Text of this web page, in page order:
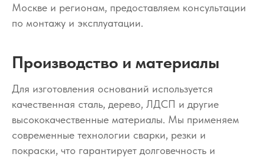
Москве и регионам, предоставляем консультации
по монтажу и эксплуатации.
Производство и материалы
Для изготовления оснований используется
качественная сталь, дерево, ЛДСП и другие
высококачественные материалы. Мы применяем
современные технологии сварки, резки и
покраски, что гарантирует долговечность и